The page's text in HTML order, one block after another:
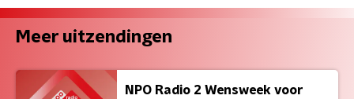
Meer uitzendingen
NPO Radio 2 Wensweek voor